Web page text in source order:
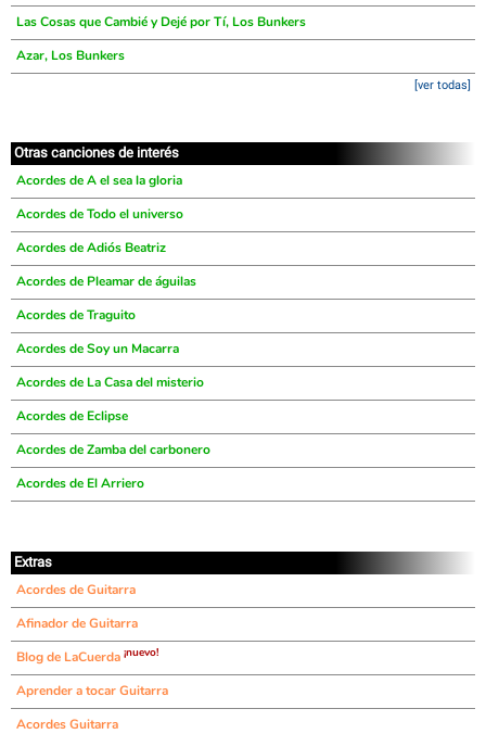
Las Cosas que Cambié y Dejé por Tí, Los Bunkers
Azar, Los Bunkers
[ver todas]
Otras canciones de interés
Acordes de A el sea la gloria
Acordes de Todo el universo
Acordes de Adiós Beatriz
Acordes de Pleamar de águilas
Acordes de Traguito
Acordes de Soy un Macarra
Acordes de La Casa del misterio
Acordes de Eclipse
Acordes de Zamba del carbonero
Acordes de El Arriero
Extras
Acordes de Guitarra
Afinador de Guitarra
Blog de LaCuerda ¡nuevo!
Aprender a tocar Guitarra
Acordes Guitarra